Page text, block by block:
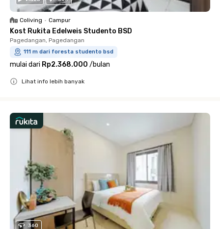
Coliving • Campur
Kost Rukita Edelweis Studento BSD
Pagedangan, Pagedangan
111 m dari foresta studento bsd
mulai dari Rp2.368.000 /bulan
Lihat info lebih banyak
360